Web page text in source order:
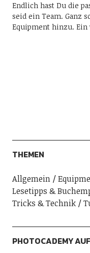
Endlich hast Du die
seid ein Team. Ganz
Equipment hinzu.
THEMEN
Allgemein
Lesetipps &
Tricks & Technik
PHOTOCADEMY